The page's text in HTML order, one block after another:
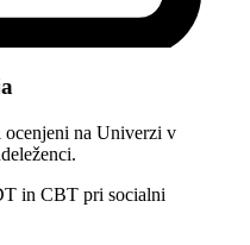
na Univerzi v
in CBT pri socialni